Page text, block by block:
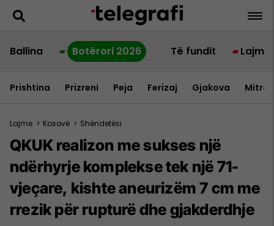
Ballina Botërori 2026 Të fundit Lajme
Prishtina Prizreni Peja Ferizaj Gjakova
Lajme > Kosovë > Shëndetësi
QKUK realizon me sukses një
ndërhyrje komplekse tek një 71-
vjeçare, kishte aneurizëm 7 cm me
rrezik për rupturë dhe gjakderdhje